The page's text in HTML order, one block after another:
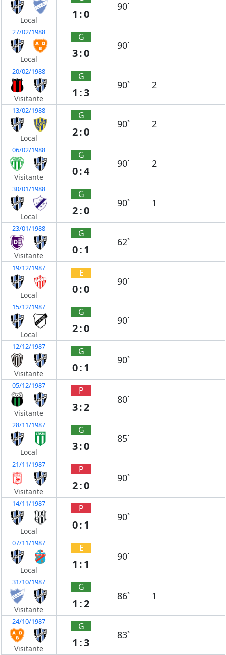
Local 1:0
90`
27/02/1988
Local
G
3:0
90`
20/02/1988
Visitante
G
1:3
90` 2
13/02/1988
Local
G
2:0
90` 2
06/02/1988
Visitante
G
0:4
90` 2
30/01/1988
Local
G
2:0
90` 1
23/01/1988
Visitante
G
0:1
62`
19/12/1987
Local
E
0:0
90`
15/12/1987
Local
G
2:0
90`
12/12/1987
Visitante
G
0:1
90`
05/12/1987
Visitante
P
3:2
80`
28/11/1987
Local
G
3:0
85`
21/11/1987
Visitante
P
2:0
90`
14/11/1987
Local
P
0:1
90`
07/11/1987
Local
E
1:1
90`
31/10/1987
Visitante
G
1:2
86` 1
24/10/1987
Visitante
G
1:3
83`